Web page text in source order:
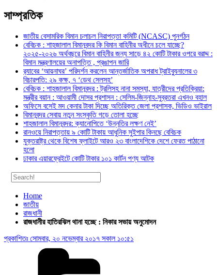
সাম্প্রতিক
জাতীয় বেসামরিক বিমান চলাচল নিরাপত্তা কমিটি (NCASC) পুনর্গঠন
বেবিচক : শাহজালাল বিমানবন্দর কি বিমান বাহিনীর অধীনে চলে যাচ্ছে?
২০২৫-২০২৬ অর্থবছরে বিমান বাহিনীর জন্য সাড়ে ৪২ কোটি টাকার ওপরে বরাদ্দ :
বিমান মন্ত্রণালয়ের অনাপত্তি , প্রঙাপন জারি
র‍্যাবের ‘আয়নাঘর’ পরিদর্শন করলেন আন্তর্জাতিক অপরাধ ট্রাইব্যুনালের ৩
বিচারপতি: ২৯ কক্ষ, ৭ ‘ডেথ সেলসহ’
বেবিচক : শাহজালাল বিমানবন্দর : ট্রলিসহ নানা সমস্যা, যাত্রীদের প্রতিক্রিয়া:
মন্ত্রীর বয়ান : আওয়ামী দোসর প্রশাসন : সেলিম-জিন্নাহ-সুব্রতরা এখনও বহাল
অফিসে বসেই মদ কেনার টাকা দিচ্ছে অতিরিক্ত জেলা প্রশাসক, ভিডিও ভাইরাল
বিমানবন্দর সেবায় নতুন সংস্কৃতি গড়ে তোলা হচ্ছে
শাহজালাল বিমানবন্দর: ক্যানোপিতে ‘উন্নতির লক্ষণ নেই’
রানওয়ে নিরাপত্তায় ৯ কোটি টাকায় আধুনিক সুইপার কিনছে বেবিচক
যুক্তরাষ্ট্র থেকে বিশেষ ফ্লাইটে আরও ২৩ বাংলাদেশিকে দেশে ফেরত পাঠানো
হলো
ঢাকার এয়ারফ্রেইটে কোটি টাকার ১০১ কার্টন পণ্য আটক
Home
জাতীয়
রাজধানী
রাজধানীর হাতিরঝিল থানা হচ্ছে : নিকার সভায় অনুমোদন
প্রকাশিতঃ সোমবার, ২০ নভেম্বার ২০১৭ সকাল ১০:৫১